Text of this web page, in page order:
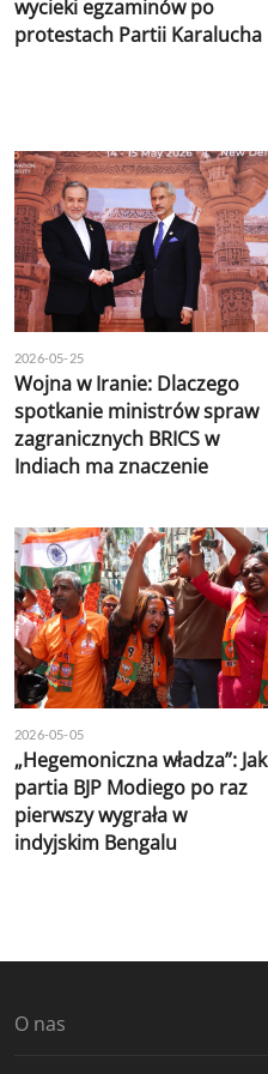
wycieki egzaminów po
protestach Partii Karalucha
2026-05-25
Wojna w Iranie: Dlaczego
spotkanie ministrów spraw
zagranicznych BRICS w
Indiach ma znaczenie
2026-05-05
„Hegemoniczna władza”: Jak
partia BJP Modiego po raz
pierwszy wygrała w
indyjskim Bengalu
O nas